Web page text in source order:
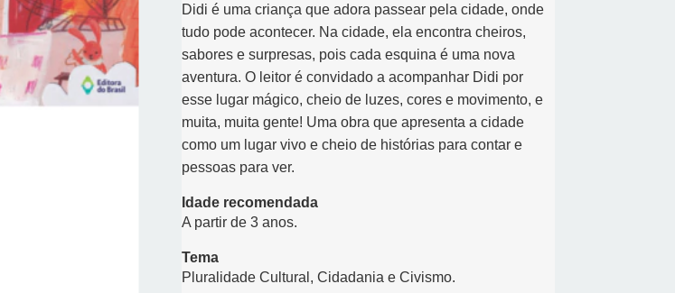
Didi é uma criança que adora passear pela cidade, onde
tudo pode acontecer. Na cidade, ela encontra cheiros,
sabores e surpresas, pois cada esquina é uma nova
aventura. O leitor é convidado a acompanhar Didi por
esse lugar mágico, cheio de luzes, cores e movimento, e
muita, muita gente! Uma obra que apresenta a cidade
como um lugar vivo e cheio de histórias para contar e
pessoas para ver.
Idade recomendada
A partir de 3 anos.
Tema
Pluralidade Cultural, Cidadania e Civismo.